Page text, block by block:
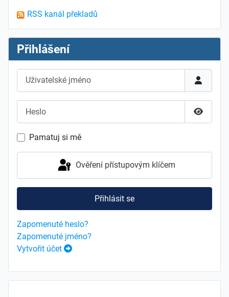
RSS kanál překladů
Přihlášení
Pamatuj si mě
Ověření přístupovým klíčem
Přihlásit se
Zapomenuté heslo?
Zapomenuté jméno?
Vytvořit účet